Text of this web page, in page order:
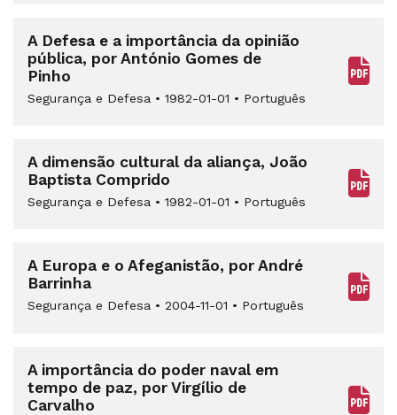
A Defesa e a importância da opinião
pública, por António Gomes de
Pinho
Segurança e Defesa • 1982-01-01 • Português
A dimensão cultural da aliança, João
Baptista Comprido
Segurança e Defesa • 1982-01-01 • Português
A Europa e o Afeganistão, por André
Barrinha
Segurança e Defesa • 2004-11-01 • Português
A importância do poder naval em
tempo de paz, por Virgílio de
Carvalho